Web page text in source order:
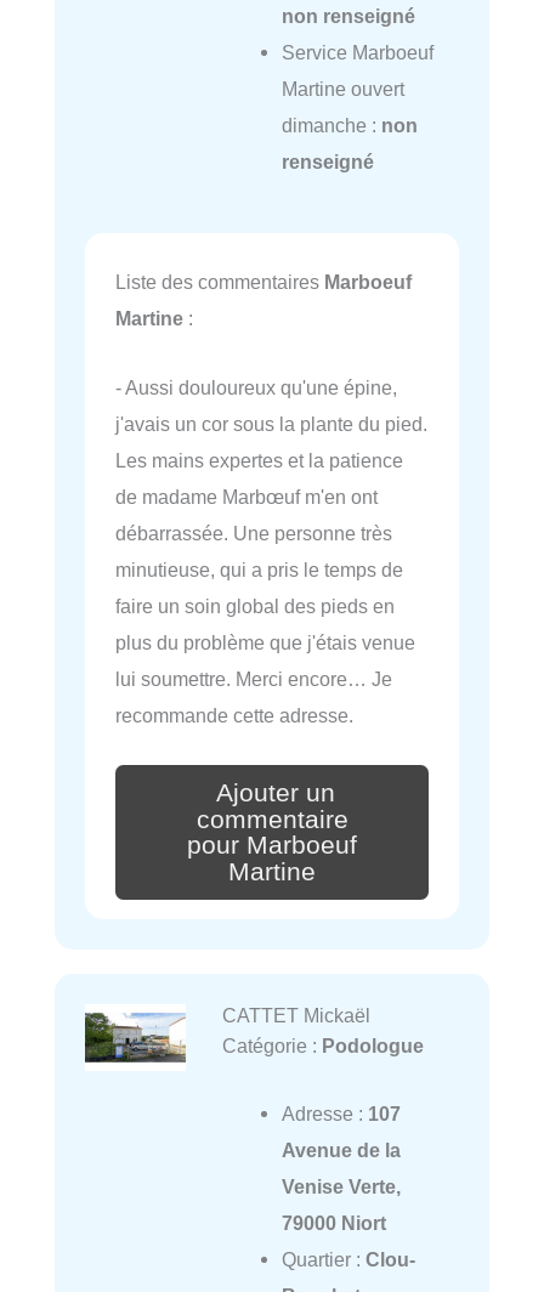
non renseigné
Service Marboeuf
Martine ouvert
dimanche : non
renseigné
Liste des commentaires Marboeuf
Martine :
- Aussi douloureux qu'une épine,
j'avais un cor sous la plante du pied.
Les mains expertes et la patience
de madame Marbœuf m'en ont
débarrassée. Une personne très
minutieuse, qui a pris le temps de
faire un soin global des pieds en
plus du problème que j'étais venue
lui soumettre. Merci encore… Je
recommande cette adresse.
Ajouter un
commentaire
pour Marboeuf
Martine
CATTET Mickaël
Catégorie : Podologue
Adresse : 107
Avenue de la
Venise Verte,
79000 Niort
Quartier : Clou-